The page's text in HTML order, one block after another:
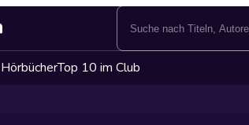
Top 10 im Club